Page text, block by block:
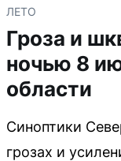
ЛЕТО
Гроза и
ночью 8
области
Синоптики
грозах и